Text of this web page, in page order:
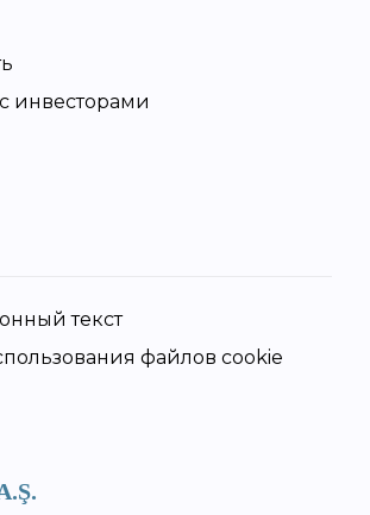
инвесторами
текст
файлов cookie